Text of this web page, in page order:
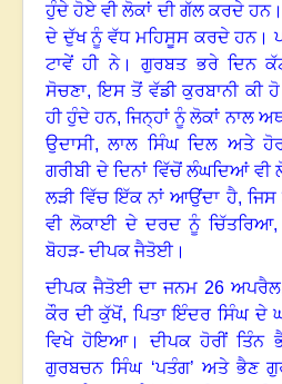
ਹੁੰਦੇ ਹੋਏ ਵੀ ਲੋਕਾਂ ਦੀ ਗੱਲ ਕਰਦੇ ਹਨ
ਦੇ ਦੁੱਖ ਨੂੰ ਵੱਧ ਮਹਿਸੂਸ ਕਰਦੇ ਹਨ।
ਟਾਵੇਂ ਹੀ ਨੇ।ਗੁਰਬਤ ਭਰੇ ਦਿਨ
ਸੋਚਣਾ,ਇਸ ਤੋਂ ਵੱਡੀ ਕੁਰਬਾਨੀ ਕੀ
ਹੀ ਹੁੰਦੇ ਹਨ, ਜਿਨ੍ਹਾਂ ਨੂੰ ਲੋਕਾਂ ਨਾਲ
ਉਦਾਸੀ,ਲਾਲ ਸਿੰਘ ਦਿਲ ਅਤੇ
ਗਰੀਬੀ ਦੇ ਦਿਨਾਂ ਵਿੱਚੋਂ ਲੰਘਦਿਆਂ ਵੀ
ਲੜੀ ਵਿੱਚ ਇੱਕ ਨਾਂ ਆਉਂਦਾ ਹੈ,
ਵੀ ਲੋਕਾਈ ਦੇ ਦਰਦ ਨੂੰ ਚਿੱਤਰਿਆ,
ਬੋਹੜ- ਦੀਪਕ ਜੈਤੋਈ।
ਦੀਪਕ ਜੈਤੋਈ ਦਾ ਜਨਮ 26ਅਪਰੈਲ
ਕੌਰ ਦੀ ਕੁੱਖੋਂ, ਪਿਤਾ ਇੰਦਰ ਸਿੰਘ ਦੇ
ਵਿਖੇ ਹੋਇਆ।ਦੀਪਕ ਹੋਰੀਂ ਤਿੰਨ
ਗੁਰਬਚਨ ਸਿੰਘ ‘ਪਤੰਗ’ ਅਤੇ ਭੈਣ